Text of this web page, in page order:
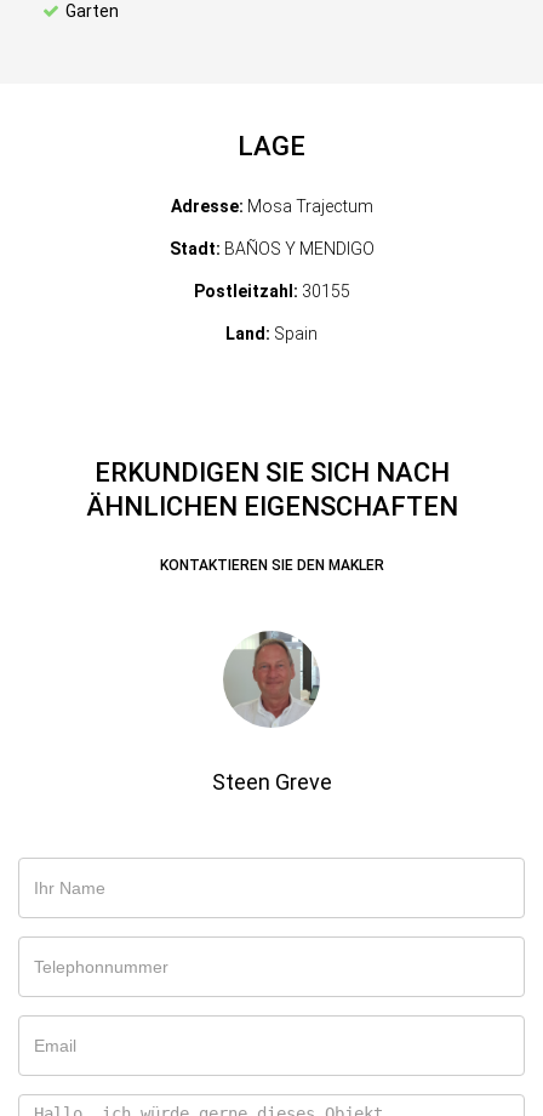
Garten
LAGE
Adresse: Mosa Trajectum
Stadt: BAÑOS Y MENDIGO
Postleitzahl: 30155
Land: Spain
ERKUNDIGEN SIE SICH NACH
ÄHNLICHEN EIGENSCHAFTEN
KONTAKTIEREN SIE DEN MAKLER
Steen Greve